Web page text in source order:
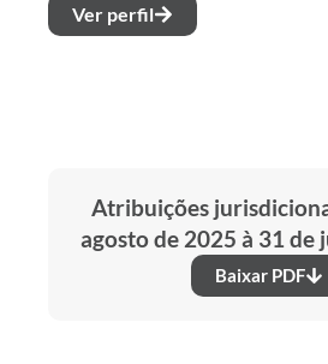
Ver perfil
Atribuições
agosto de 2025 à 31 de
Baixar PDF